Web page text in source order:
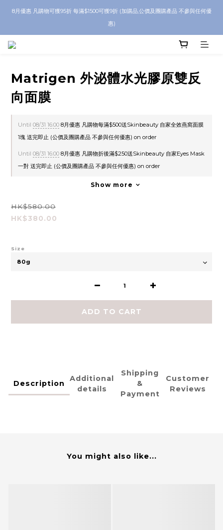
8月優惠 凡購物折後滿$250送Skinbeauty 自家Eyes Mask一對 每滿$500送
Skinbeauty 自家全效燕窩面膜 1塊 送完即止 (公價及團購產品 不參與任何優惠)
8月優惠 凡購物可獲95折 每滿$1500可獲9折 (加購品,公價及團購產品 不參與任何優
惠)
8月優惠 凡購物折後滿$250送Skinbeauty 自家Eyes Mask一對 每滿$500送
Skinbeauty 自家全效燕窩面膜 1塊 送完即止 (公價及團購產品 不參與任何優惠)
Matrigen 外泌體水光膠原雙反
向面膜
Until 08/31 16:00 8月優惠 凡購物每滿$500送Skinbeauty 自家全效燕窩面膜
1塊 送完即止 (公價及團購產品 不參與任何優惠) on order
Until 08/31 16:00 8月優惠 凡購物折後滿$250送Skinbeauty 自家Eyes Mask
一對 送完即止 (公價及團購產品 不參與任何優惠) on order
Show more
HK$580.00
HK$380.00
Size
ADD TO CART
Description
Additional
details
Shipping
&
Payment
Customer
Reviews
You might also like...